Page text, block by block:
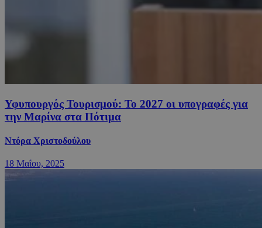
Υφυπουργός Τουρισμού: Το 2027 οι υπογραφές για
την Μαρίνα στα Πότιμα
Ντόρα Χριστοδούλου
18 Μαΐου, 2025